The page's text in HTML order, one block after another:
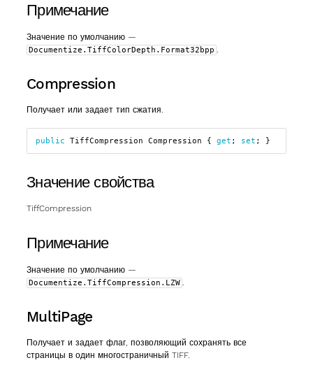
Примечание
Значение по умолчанию —
Documentize.TiffColorDepth.Format32bpp
Compression
Получает или задает тип сжатия.
public TiffCompression Compression { get ; set ; }
Значение свойства
TiffCompression
Примечание
Значение по умолчанию —
Documentize.TiffCompression.LZW
MultiPage
Получает и задает флаг, позволяющий сохранять все
страницы в один многостраничный TIFF.